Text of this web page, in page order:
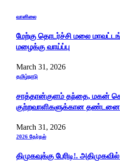
வானிலை
மேற்கு தொடர்ச்சி மலை
மழைக்கு வாய்ப்பு
March 31, 2026
தமிழ்நாடு
சாத்தான்குளம் தந்தை, மகன்
குற்றவாளிகளுக்கான தண்டனை
March 31, 2026
2026 தேர்தல்
திமுகவுக்கு பேரிடி!.